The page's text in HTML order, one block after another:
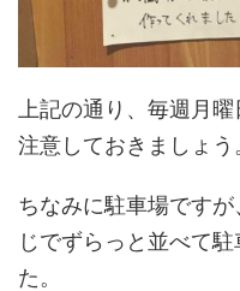
上記の通り、毎週月
注意しておきましょう
ちなみに駐車場です
じでずらっと並べて
た。